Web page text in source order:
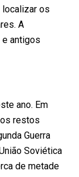
localizar os
A
antigos
ano. Em
restos
Guerra
Soviética
de metade